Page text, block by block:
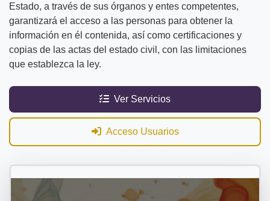
Estado, a través de sus órganos y entes competentes,
garantizará el acceso a las personas para obtener la
información en él contenida, así como certificaciones y
copias de las actas del estado civil, con las limitaciones
que establezca la ley.
Ver Servicios
Acceso Usuarios